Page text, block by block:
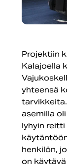
Projektiin
Kalajoella
yhteensä
asemilla
lyhyin
henkilön,
on